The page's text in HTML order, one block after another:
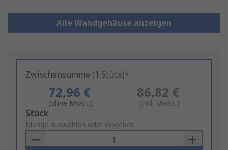
Alle Wandgehäuse anzeigen
Zwischensumme (1 Stück)*
72,96 €
(ohne MwSt.)
86,82 €
(inkl. MwSt.)
Add
to
Basket
Stück
Menge auswählen oder eingeben